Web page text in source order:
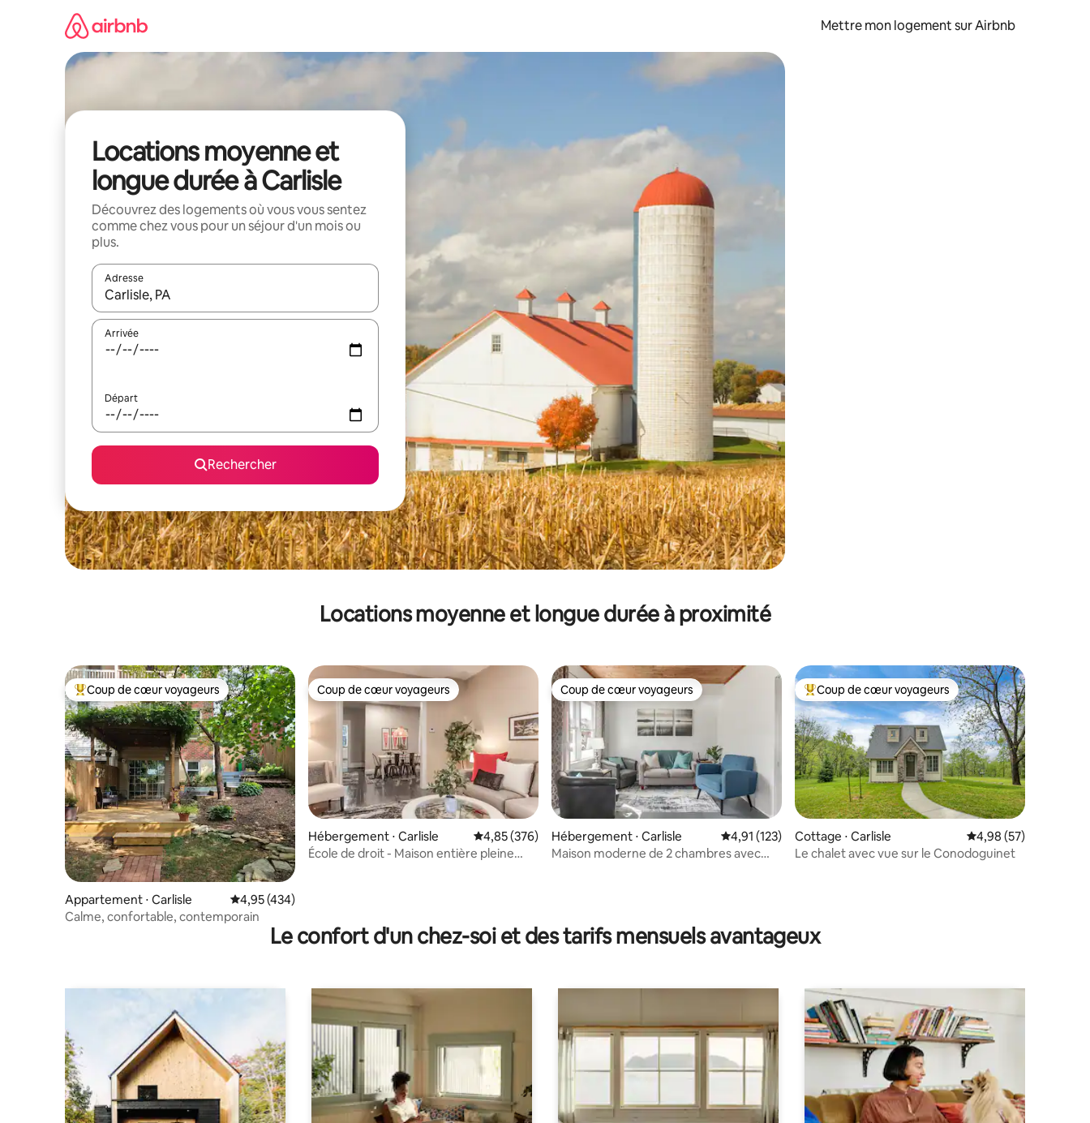
Mettre mon logement sur Airbnb
Locations moyenne et
longue durée à Carlisle
Découvrez des logements où vous vous sentez
comme chez vous pour un séjour d'un mois ou
plus.
Adresse
Lorsque les résultats s'affichent, utilisez les flèches vers le haut et vers le bas pour les parcourir ou en appuyant et en faisant glisser.
Arrivée
Départ
Rechercher
Locations moyenne et longue durée à proximité
Coups de cœur voyageurs les plus appréciés
Coup de cœur voyageurs
Appartement ⋅ Carlisle Évaluation moyenne sur la base de 434 commentaires : 4,95 sur 5
4,95 (434)
Calme, confortable, contemporain
Coup de cœur voyageurs
Coup de cœur voyageurs
Hébergement ⋅ Carlisle Évaluation moyenne sur la base de 376 commentaires : 4,85 sur 5
4,85 (376)
École de droit - Maison entière pleine
Coup de cœur voyageurs
Coup de cœur voyageurs
Hébergement ⋅ Carlisle Évaluation moyenne sur la base de 123 commentaires : 4,91 sur 5
4,91 (123)
Maison moderne de 2 chambres avec
Coups de cœur voyageurs les plus appréciés
Coup de cœur voyageurs
Cottage ⋅ Carlisle Évaluation moyenne
4,98 (57)
Le chalet avec vue sur le Conodoguinet
Le confort d'un chez-soi et des tarifs mensuels avantageux